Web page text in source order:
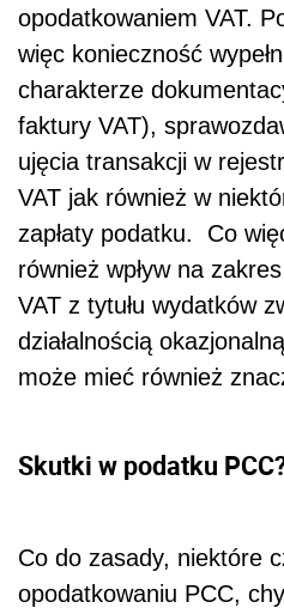
działalnością
może mieć również
Skutki w podatku
Co do zasady, niektóre
opodatkowaniu PCC,
jedna ze stron jest w
opodatkowana lub
zdarza się, że
ewentualnej kontroli (np.
incydentalnie przez
takie nie do końca jest
płacony jest nienależnie.